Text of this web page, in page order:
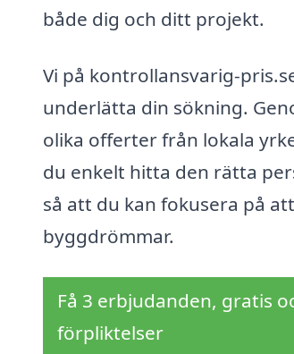
både dig och ditt projekt.
Vi på kontrollansvarig-
underlätta din sökning.
olika offerter från lokala
du enkelt hitta den rätta
så att du kan fokusera på
byggdrömmar.
Få 3 erbjudanden, gratis
förpliktelser